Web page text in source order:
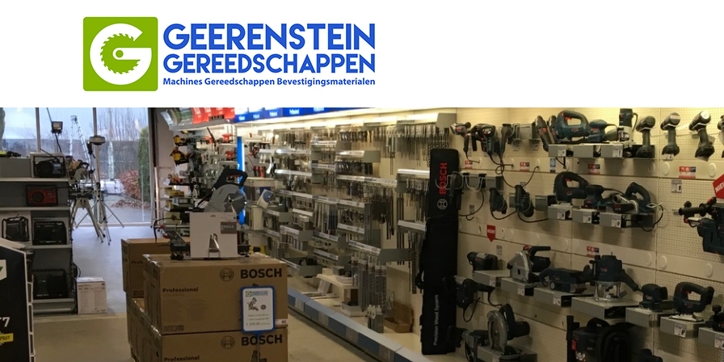
Geerenstein
Gereedschappen